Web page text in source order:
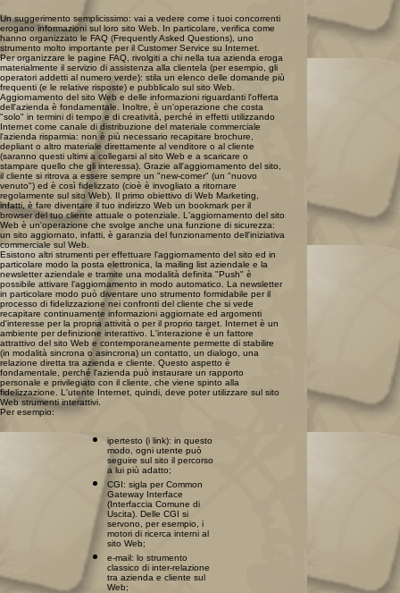
Un suggerimento semplicissimo: vai a vedere come i tuoi concorrenti
erogano informazioni sul loro sito Web. In particolare, verifica come
hanno organizzato le FAQ (Frequently Asked Questions), uno
strumento molto importante per il Customer Service su Internet.
Per organizzare le pagine FAQ, rivolgiti a chi nella tua azienda eroga
materialmente il servizio di assistenza alla clientela (per esempio, gli
operatori addetti al numero verde): stila un elenco delle domande più
frequenti (e le relative risposte) e pubblicalo sul sito Web.
Aggiornamento del sito Web e delle informazioni riguardanti l'offerta
dell'azienda è fondamentale. Inoltre, è un'operazione che costa
"solo" in termini di tempo e di creatività, perché in effetti utilizzando
Internet come canale di distribuzione del materiale commerciale
l'azienda risparmia: non è più necessario recapitare brochure,
depliant o altro materiale direttamente al venditore o al cliente
(saranno questi ultimi a collegarsi al sito Web e a scaricare o
stampare quello che gli interessa). Grazie all'aggiornamento del sito,
il cliente si ritrova a essere sempre un "new-comer" (un "nuovo
venuto") ed è così fidelizzato (cioè è invogliato a ritornare
regolarmente sul sito Web). Il primo obiettivo di Web Marketing,
infatti, è fare diventare il tuo indirizzo Web un bookmark per il
browser del tuo cliente attuale o potenziale. L'aggiornamento del sito
Web è un'operazione che svolge anche una funzione di sicurezza:
un sito aggiornato, infatti, è garanzia del funzionamento dell'iniziativa
commerciale sul Web.
Esistono altri strumenti per effettuare l'aggiornamento del sito ed in
particolare modo la posta elettronica, la mailing list aziendale e la
newsletter aziendale e tramite una modalità definita "Push" è
possibile attivare l'aggiornamento in modo automatico. La newsletter
in particolare modo può diventare uno strumento formidabile per il
processo di fidelizzazione nei confronti del cliente che si vede
recapitare continuamente informazioni aggiornate ed argomenti
d'interesse per la propria attività o per il proprio target. Internet è un
ambiente per definizione interattivo. L'interazione è un fattore
attrattivo del sito Web e contemporaneamente permette di stabilire
(in modalità sincrona o asincrona) un contatto, un dialogo, una
relazione diretta tra azienda e cliente. Questo aspetto è
fondamentale, perché l'azienda può instaurare un rapporto
personale e privilegiato con il cliente, che viene spinto alla
fidelizzazione. L'utente Internet, quindi, deve poter utilizzare sul sito
Web strumenti interattivi.
Per esempio:
ipertesto (i link): in questo
modo, ogni utente può
seguire sul sito il percorso
a lui più adatto;
CGI: sigla per Common
Gateway Interface
(Interfaccia Comune di
Uscita). Delle CGI si
servono, per esempio, i
motori di ricerca interni al
sito Web;
e-mail: lo strumento
classico di inter-relazione
tra azienda e cliente sul
Web;